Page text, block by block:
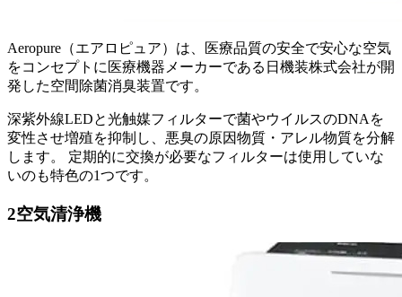
Aeropure（エアロピュア）は、医療品質の安全で安心な空気
をコンセプトに医療機器メーカーである日機装株式会社が開
発した空間除菌消臭装置です。
深紫外線LEDと光触媒フィルターで菌やウイルスのDNAを
変性させ増殖を抑制し、悪臭の原因物質・アレル物質を分解
します。 定期的に交換が必要なフィルターは使用していな
いのも特色の1つです。
2空気清浄機